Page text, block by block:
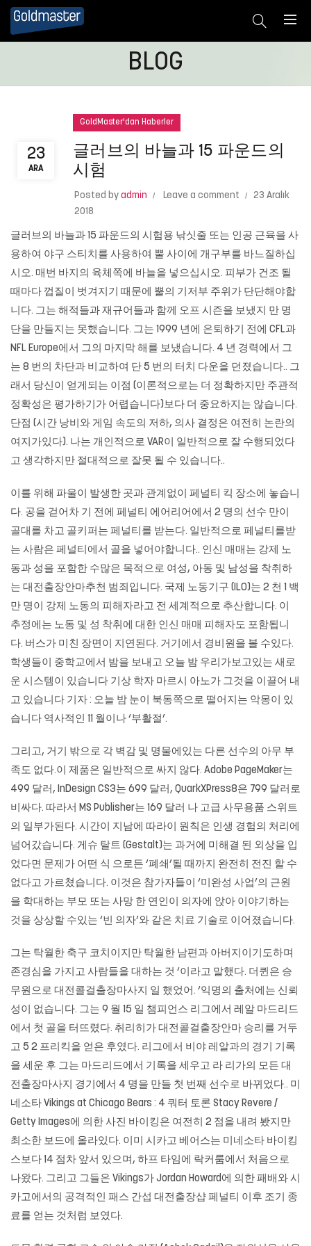
BLOG
23
ARA
GoldMaster'dan Haberler
글러브의 바늘과 15 파운드의
시험
Posted by admin Leave a comment
23 Aralık
2018
글러브의 바늘과 15 파운드의 시험용 낚싯줄 또는 인공 근육을 사
용하여 야구 스티치를 사용하여 뿔 사이에 개구부를 바느질하십
시오. 매번 바지의 육체쪽에 바늘을 넣으십시오. 피부가 건조 될
때마다 껍질이 벗겨지기 때문에 뿔의 기저부 주위가 단단해야합
니다. 그는 해적들과 재규어들과 함께 오프 시즌을 보냈지 만 명
단을 만들지는 못했습니다. 그는 1999 년에 은퇴하기 전에 CFL과
NFL Europe에서 그의 마지막 해를 보냈습니다. 4 년 경력에서 그
는 8 번의 차단과 비교하여 단 5 번의 터치 다운을 던졌습니다.. 그
래서 당신이 얻게되는 이점 (이론적으로는 더 정확하지만 주관적
정확성은 평가하기가 어렵습니다)보다 더 중요하지는 않습니다.
단점 (시간 낭비와 게임 속도의 저하, 의사 결정은 여전히 ​​논란의
여지가있다). 나는 개인적으로 VAR이 일반적으로 잘 수행되었다
고 생각하지만 절대적으로 잘못 될 수 있습니다..
이를 위해 파울이 발생한 곳과 관계없이 페널티 킥 장소에 놓습니
다. 공을 걷어차 기 전에 페널티 에어리어에서 2 명의 선수 만이
골대를 차고 골키퍼는 페널티를 받는다. 일반적으로 페널티를받
는 사람은 페널티에서 골을 넣어야합니다.. 인신 매매는 강제 노
동과 성을 포함한 수많은 목적으로 여성, 아동 및 남성을 착취하
는 대전출장안마추천 범죄입니다. 국제 노동기구 (ILO)는 2 천 1 백
만 명이 강제 노동의 피해자라고 전 세계적으로 추산합니다. 이
추정에는 노동 및 성 착취에 대한 인신 매매 피해자도 포함됩니
다. 버스가 미친 장면이 지연된다. 거기에서 경비원을 볼 수있다.
학생들이 중학교에서 밤을 보내고 오늘 밤 우리가보고있는 새로
운 시스템이 있습니다 기상 학자 마르시 아노가 그것을 이끌어 내
고 있습니다 기자 : 오늘 밤 눈이 북동쪽으로 떨어지는 악몽이 있
습니다 역사적인 11 월이나 ‘부활절’.
그리고, 거기 밖으로 각 벽감 및 명물에있는 다른 선수의 아무 부
족도 없다.이 제품은 일반적으로 싸지 않다. Adobe PageMaker는
499 달러, InDesign CS3는 699 달러, QuarkXPress8은 799 달러로
비싸다. 따라서 MS Publisher는 169 달러 나 고급 사무용품 스위트
의 일부가된다. 시간이 지남에 따라이 원칙은 인생 경험의 처리에
넘어갔습니다. 게슈 탈트 (Gestalt)는 과거에 미해결 된 외상을 입
었다면 문제가 어떤 식 으로든 ‘폐쇄’될 때까지 완전히 전진 할 수
없다고 가르쳤습니다. 이것은 참가자들이 ‘미완성 사업’의 근원
을 학대하는 부모 또는 사망 한 연인이 의자에 앉아 이야기하는
것을 상상할 수있는 ‘빈 의자’와 같은 치료 기술로 이어졌습니다.
그는 탁월한 축구 코치이지만 탁월한 남편과 아버지이기도하며
존경심을 가지고 사람들을 대하는 것 ‘이라고 말했다. 더퀸은 승
무원으로 대전콜걸출장마사지 일 했었어. ‘익명의 출처에는 신뢰
성이 없습니다. 그는 9 월 15 일 챔피언스 리그에서 레알 마드리드
에서 첫 골을 터뜨렸다. 취리히가 대전콜걸출장안마 승리를 거두
고 5 2 프리킥을 얻은 후였다. 리그에서 비야 레알과의 경기 기록
을 세운 후 그는 마드리드에서 기록을 세우고 라 리가의 모든 대
전출장마사지 경기에서 4 명을 만들 첫 번째 선수로 바뀌었다.. 미
네소타 Vikings at Chicago Bears : 4 쿼터 토론 Stacy Revere /
Getty Images에 의한 사진 바이킹은 여전히 ​​2 점을 내려 봤지만
최소한 보드에 올라있다. 이미 시카고 베어스는 미네소타 바이킹
스보다 14 점차 앞서 있으며, 하프 타임에 락커룸에서 처음으로
나왔다. 그리고 그들은 Vikings가 Jordan Howard에 의한 패배와 시
카고에서의 공격적인 패스 간섭 대전출장샵 페널티 이후 조기 종
료를 얻는 것처럼 보였다.